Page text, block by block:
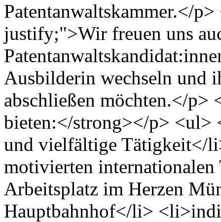
Patentanwaltskammer.</
justify;">Wir freuen uns
Ausbilderin wechseln und
abschließen möchten.</p>
bieten:</strong></p> <ul>
und vielfältige Tätigkeit</
motivierten
Arbeitsplatz im Herzen
Hauptbahnhof</li>